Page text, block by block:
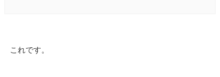
これです。